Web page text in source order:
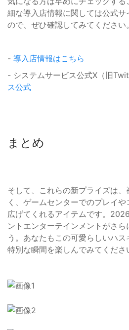
細な導入店情報に関しては公式
ので、ぜひ確認してみてください。
- 導入店情報はこちら
- システムサービス公式X（旧
ス公式
まとめ
そして、これらの新プライズは
く、ゲームセンターでのプレイ
広げてくれるアイテムです。
ントエンターテインメントがさら
う。あなたもこの可愛らしいハス
特別な瞬間を楽しんでみてくださ